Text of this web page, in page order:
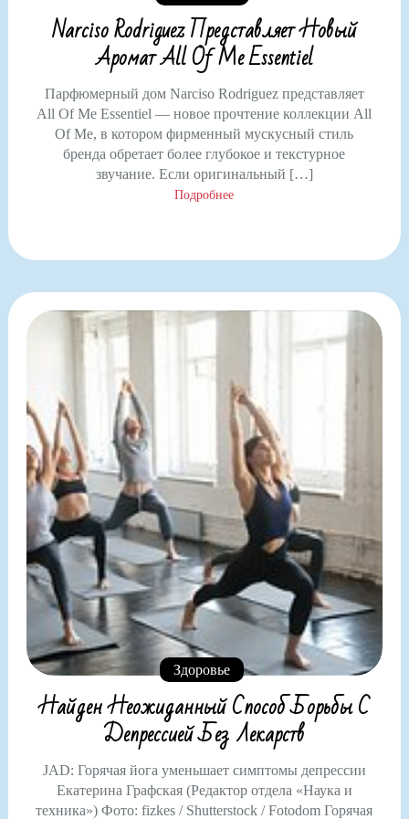
Narciso Rodriguez Представляет Новый
Аромат All Of Me Essentiel
Парфюмерный дом Narciso Rodriguez представляет
All Of Me Essentiel — новое прочтение коллекции All
Of Me, в котором фирменный мускусный стиль
бренда обретает более глубокое и текстурное
звучание. Если оригинальный […]
Подробнее
Здоровье
Найден Неожиданный Способ Борьбы С
Депрессией Без Лекарств
JAD: Горячая йога уменьшает симптомы депрессии
Екатерина Графская (Редактор отдела «Наука и
техника») Фото: fizkes / Shutterstock / Fotodom Горячая